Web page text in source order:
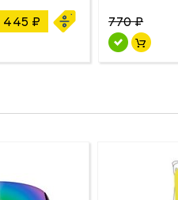
445 ₽ 770 ₽